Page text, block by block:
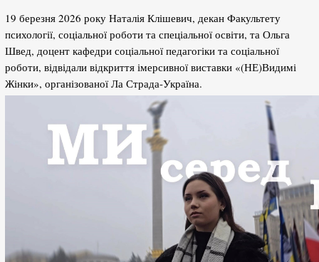
19 березня 2026 року Наталія Клішевич, декан Факультету
психології, соціальної роботи та спеціальної освіти, та Ольга
Швед, доцент кафедри соціальної педагогіки та соціальної
роботи, відвідали відкриття імерсивної виставки «(НЕ)Видимі
Жінки», організованої Ла Страда-Україна.